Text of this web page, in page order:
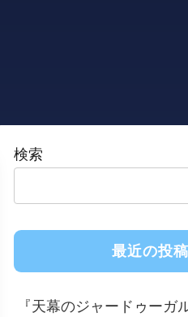
検索
最近の投稿
『天幕のジャードゥーガ